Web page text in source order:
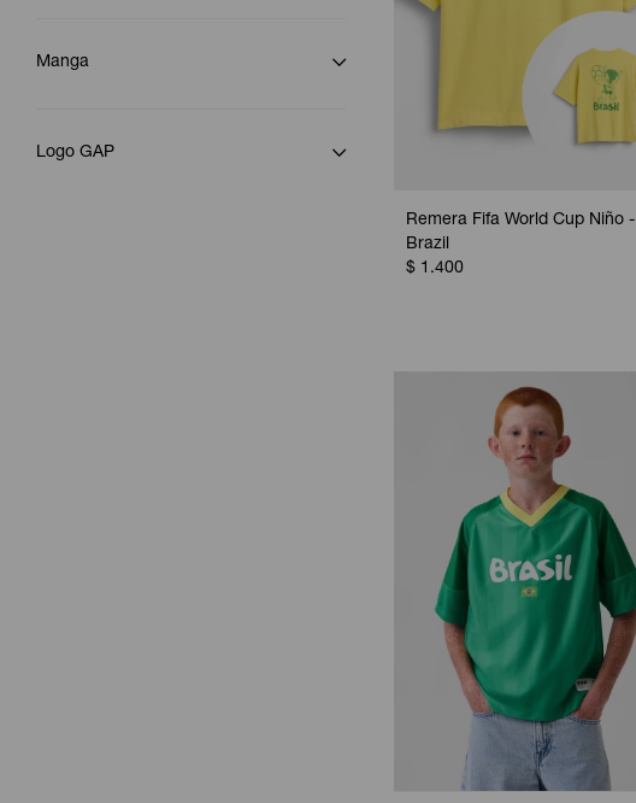
Remera Fifa World Cup Niño -
Brazil
$ 1.400
Manga
Logo GAP